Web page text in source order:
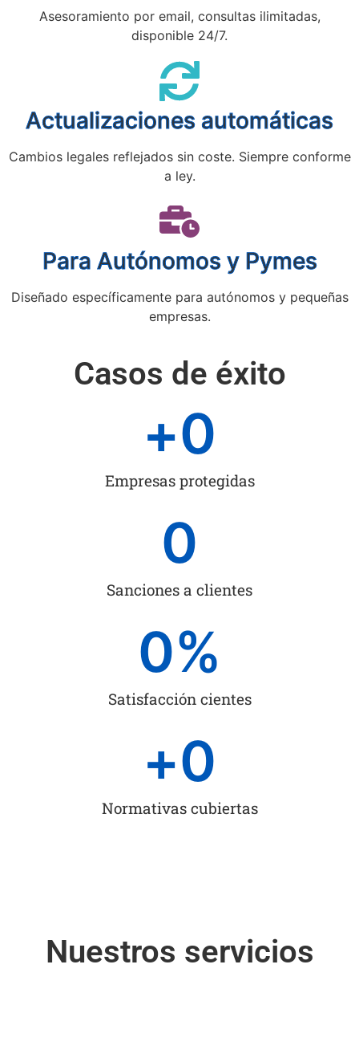
Asesoramiento por email, consultas ilimitadas,
disponible 24/7.
Actualizaciones automáticas
Cambios legales reflejados sin coste. Siempre conforme
a ley.
Para Autónomos y Pymes
Diseñado específicamente para autónomos y pequeñas
empresas.
Casos de éxito
Empresas protegidas
+0
Sanciones a clientes
0
Satisfacción cientes
0%
Normativas cubiertas
+0
Nuestros servicios